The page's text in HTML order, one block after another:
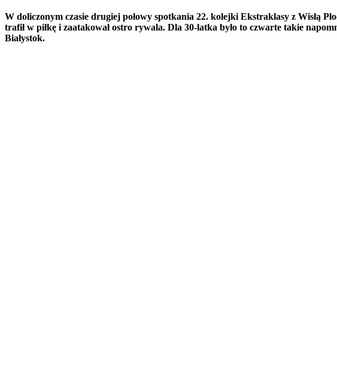
W doliczonym czasie drugiej połowy spotkania 22. kolejki Ekstraklasy z Wisłą
trafił w piłkę i zaatakował ostro rywala. Dla 30-latka było to czwarte takie
Białystok.